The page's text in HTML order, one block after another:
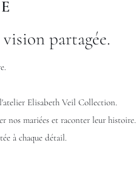
partagée.
Elisabeth Veil Collection.
nos mariées et raconter leur histoire.
à chaque détail.